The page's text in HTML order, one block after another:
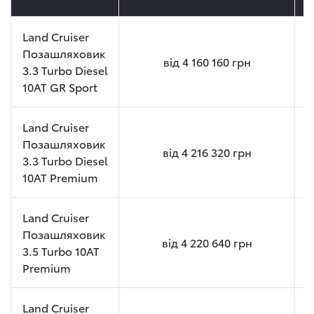
Land Cruiser
Позашляховик
3.3 Turbo Diesel
10AT GR Sport
від4 160 160грн
Land Cruiser
Позашляховик
3.3 Turbo Diesel
10AT Premium
від4 216 320грн
Land Cruiser
Позашляховик
3.5 Turbo 10AT
Premium
від4 220 640грн
Land Cruiser